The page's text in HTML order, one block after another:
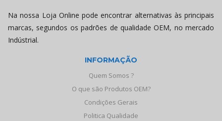
Na nossa Loja Online pode encontrar alternativas às principais
marcas, segundos os padrões de qualidade OEM, no mercado
Indústrial.
INFORMAÇÃO
Quem Somos ?
O que são Produtos OEM?
Condições Gerais
Politica Qualidade